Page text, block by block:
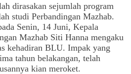
dirasakan sejumlah program
studi Perbandingan Mazhab.
Senin, 14 Juni, Kepala
Mazhab Siti Hanna mengaku
kehadiran BLU. Impak yang
tahun belakangan, telah
kian meroket.